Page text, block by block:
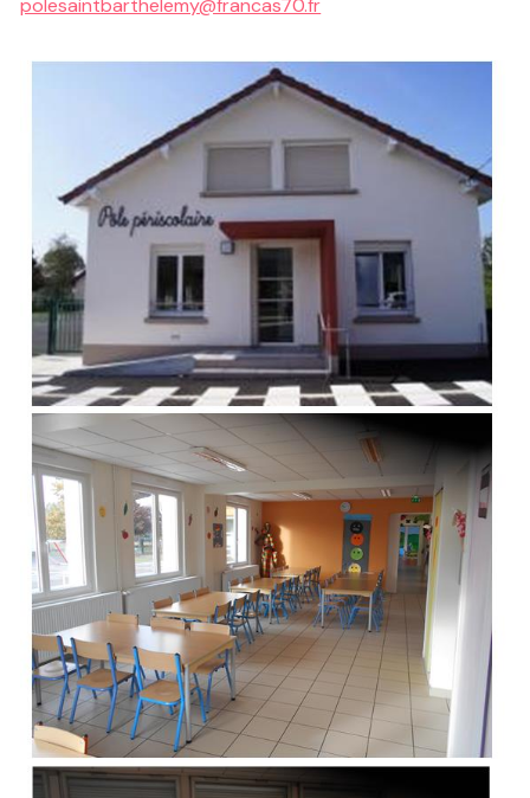
polesaintbarthelemy@francas70.fr